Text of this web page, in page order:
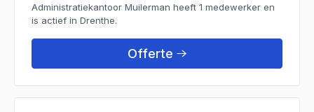
Administratiekantoor Muilerman heeft 1 medewerker en
is actief in Drenthe.
Offerte